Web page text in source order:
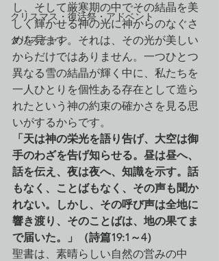
クリスマス・復活祭・アドベント
クリスチャン
し、そして厳寒期の中でその結晶を美
しく輝かせる神の光に神からのなぐさ
めを見ます。それは、その光が美しい
からだけではありません。一つひとつ
異なる雪の結晶が輝く中に、私たちを
一人ひとりを個性ある存在として造ら
れたという神の約束の確かさを見る思
いがするからです。
「天は神の栄光を語り告げ、大空は御
手のわざを告げ知らせる。昼は昼へ、
話を伝え、夜は夜へ、知識を示す。話
もなく、ことばもなく、その声も聞か
れない。しかし、その呼び声は全地に
響き渡り、そのことばは、地の果てま
で届いた。」（詩篇19:1～4）
聖書は、素晴らしい自然の営みの中